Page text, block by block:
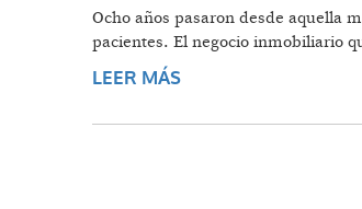
Ocho años pasaron desde aquella
pacientes. El negocio inmobiliario
LEER MÁS